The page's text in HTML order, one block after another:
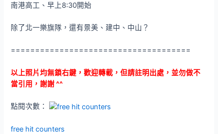
南港高工、早上8:30開始
除了北一樂旗隊，還有景美、建中、中山？
=====================================
以上照片均無鎖右鍵，歡迎轉載，但請註明出處，並勿做不
當引用，謝謝 ^^
點閱次數：
free hit counters